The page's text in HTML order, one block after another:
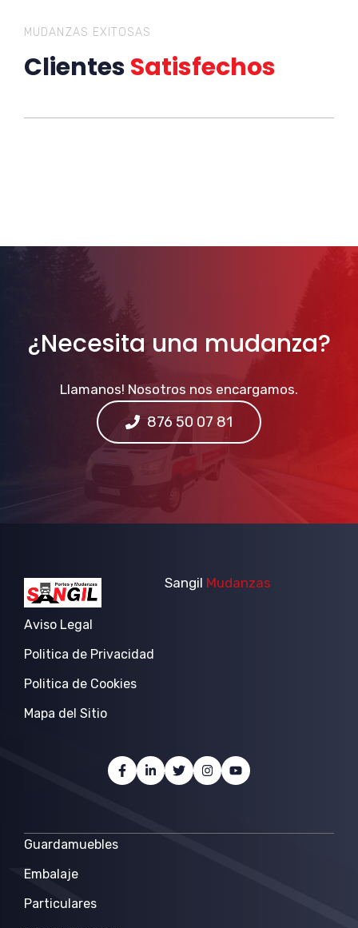
MUDANZAS EXITOSAS
ClientesSatisfechos
¿Necesita una mudanza?
Llamanos! Nosotros nos encargamos.
876 50 07 81
Sangil Mudanzas
Aviso Legal
Politica de Privacidad
Politica de Cookies
Mapa del Sitio
Guardamuebles
Embalaje
Particulares